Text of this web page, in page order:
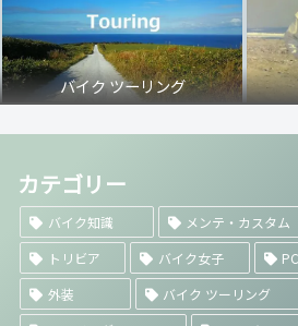
バイク ツーリング
カテゴリー
バイク知識 メンテ・カスタム
トリビア
バイク女子
外装
バイク ツーリング